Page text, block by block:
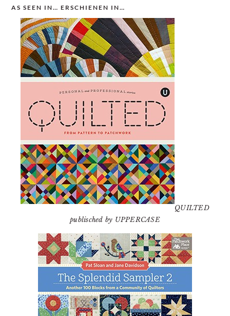
AS SEEN IN… ERSCHIENEN IN…
QUILTED
publisched by UPPERCASE